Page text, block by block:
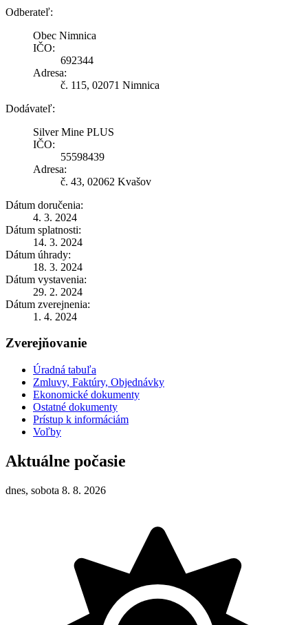
Odberateľ:
Obec Nimnica
IČO:
692344
Adresa:
č. 115, 02071 Nimnica
Dodávateľ:
Silver Mine PLUS
IČO:
55598439
Adresa:
č. 43, 02062 Kvašov
Dátum doručenia:
4. 3. 2024
Dátum splatnosti:
14. 3. 2024
Dátum úhrady:
18. 3. 2024
Dátum vystavenia:
29. 2. 2024
Dátum zverejnenia:
1. 4. 2024
Zverejňovanie
Úradná tabuľa
Zmluvy, Faktúry, Objednávky
Ekonomické dokumenty
Ostatné dokumenty
Prístup k informáciám
Voľby
Aktuálne počasie
dnes, sobota 8. 8. 2026